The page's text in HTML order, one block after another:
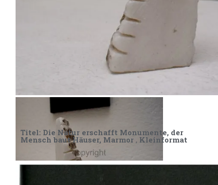
Kleinformat, „Einfach so“, Marmor
Titel: Die Natur erschafft Monumente, der
Mensch baut Häuser, Marmor , Kleinformat